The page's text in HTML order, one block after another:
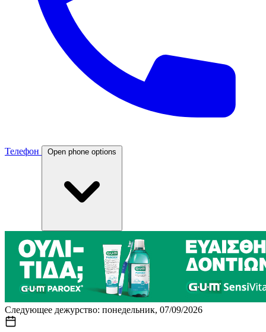
Телефон Open phone options
Следующее дежурство: понедельник, 07/09/2026